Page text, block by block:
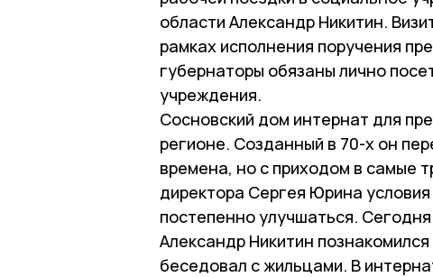
области Александр Никитин.
рамках исполнения поручения
губернаторы обязаны лично
учреждения.
Сосновский дом интернат для
регионе. Созданный в 70-х он
времена, но с приходом в самые
директора Сергея Юрина
постепенно улучшаться.
Александр Никитин
беседовал с жильцами. В